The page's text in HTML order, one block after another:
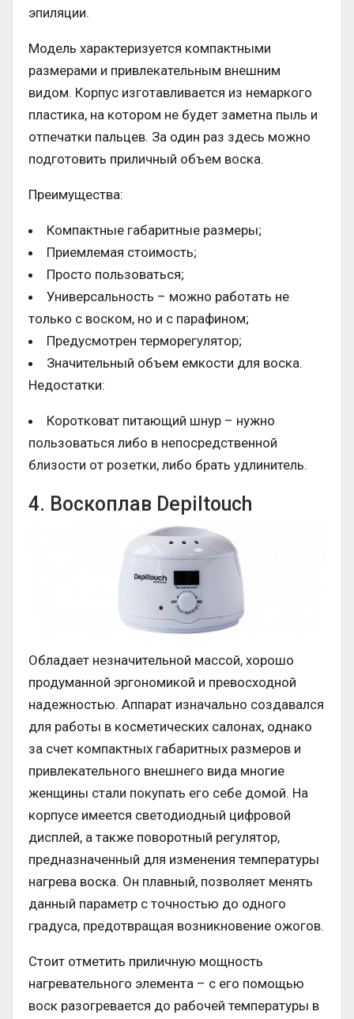
эпиляции.
Модель характеризуется компактными
размерами и привлекательным внешним
видом. Корпус изготавливается из немаркого
пластика, на котором не будет заметна пыль и
отпечатки пальцев. За один раз здесь можно
подготовить приличный объем воска.
Преимущества:
Компактные габаритные размеры;
Приемлемая стоимость;
Просто пользоваться;
Универсальность – можно работать не
только с воском, но и с парафином;
Предусмотрен терморегулятор;
Значительный объем емкости для воска.
Недостатки:
Коротковат питающий шнур – нужно
пользоваться либо в непосредственной
близости от розетки, либо брать удлинитель.
4. Воскоплав Depiltouch
Обладает незначительной массой, хорошо
продуманной эргономикой и превосходной
надежностью. Аппарат изначально создавался
для работы в косметических салонах, однако
за счет компактных габаритных размеров и
привлекательного внешнего вида многие
женщины стали покупать его себе домой. На
корпусе имеется светодиодный цифровой
дисплей, а также поворотный регулятор,
предназначенный для изменения температуры
нагрева воска. Он плавный, позволяет менять
данный параметр с точностью до одного
градуса, предотвращая возникновение ожогов.
Стоит отметить приличную мощность
нагревательного элемента – с его помощью
воск разогревается до рабочей температуры в